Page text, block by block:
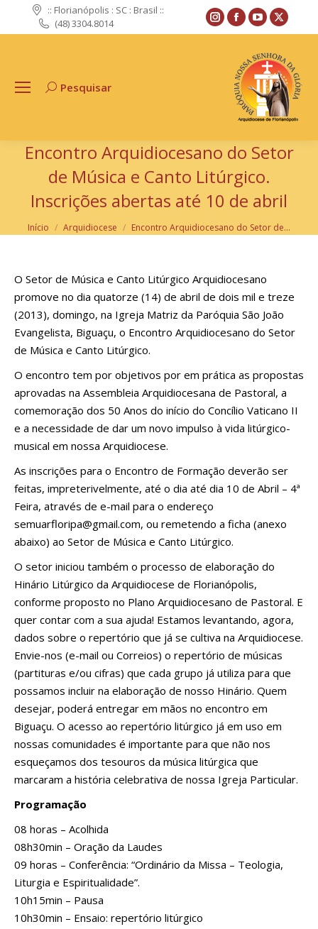
:: Florianópolis : SC : Brasil ::
(48) 3304.8014
Instagram
page
new
window
Facebook
page
opens
in
new
window
YouTube
page
opens
in
new
window
X
page
in
new
Search:Pesquisar
Encontro Arquidiocesano do Setor
de Música e Canto Litúrgico.
Inscrições abertas até 10 de abril
Você está aqui:
Início Arquidiocese Encontro Arquidiocesano do Setor de…
O Setor de Música e Canto Litúrgico Arquidiocesano
promove no dia quatorze (14) de abril de dois mil e treze
(2013), domingo, na Igreja Matriz da Paróquia São João
Evangelista, Biguaçu, o Encontro Arquidiocesano do Setor
de Música e Canto Litúrgico.
O encontro tem por objetivos por em prática as propostas
aprovadas na Assembleia Arquidiocesana de Pastoral, a
comemoração dos 50 Anos do início do Concílio Vaticano II
e a necessidade de dar um novo impulso à vida litúrgico-
musical em nossa Arquidiocese.
As inscrições para o Encontro de Formação deverão ser
feitas, impreterivelmente, até o dia até dia 10 de Abril – 4ª
Feira, através de e-mail para o endereço
semuarfloripa@gmail.com, ou remetendo a ficha (anexo
abaixo) ao Setor de Música e Canto Litúrgico.
O setor iniciou também o processo de elaboração do
Hinário Litúrgico da Arquidiocese de Florianópolis,
conforme proposto no Plano Arquidiocesano de Pastoral. E
quer contar com a sua ajuda! Estamos levantando, agora,
dados sobre o repertório que já se cultiva na Arquidiocese.
Envie-nos (e-mail ou Correios) o repertório de músicas
(partituras e/ou cifras) que cada grupo já utiliza para que
possamos incluir na elaboração de nosso Hinário. Quem
desejar, poderá entregar em mãos no encontro em
Biguaçu. O acesso ao repertório litúrgico já em uso em
nossas comunidades é importante para que não nos
esqueçamos dos tesouros da música litúrgica que
marcaram a história celebrativa de nossa Igreja Particular.
Programação
08 horas – Acolhida
08h30min – Oração da Laudes
09 horas – Conferência: “Ordinário da Missa – Teologia,
Liturgia e Espiritualidade”.
10h15min – Pausa
10h30min – Ensaio: repertório litúrgico